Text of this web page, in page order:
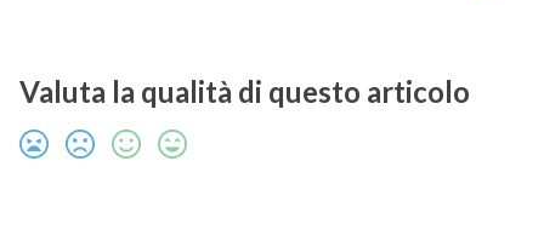
Valuta la qualità di questo articolo